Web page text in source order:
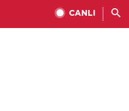
CANLI